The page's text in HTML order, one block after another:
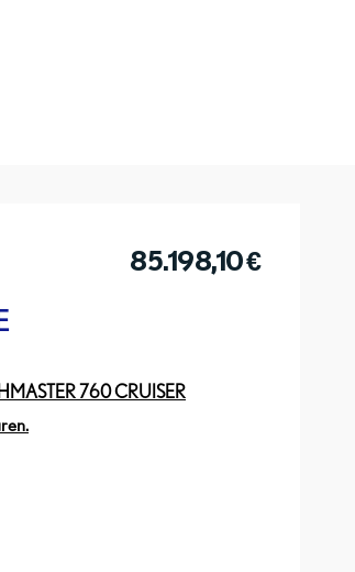
85.198,10€
760 CRUISER